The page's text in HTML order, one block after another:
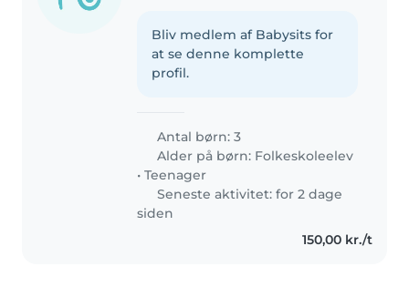
Bliv medlem af Babysits for
at se denne komplette
profil.
Antal børn: 3
Alder på børn: Folkeskoleelev
•Teenager
Seneste aktivitet: for 2 dage
siden
150,00 kr./t